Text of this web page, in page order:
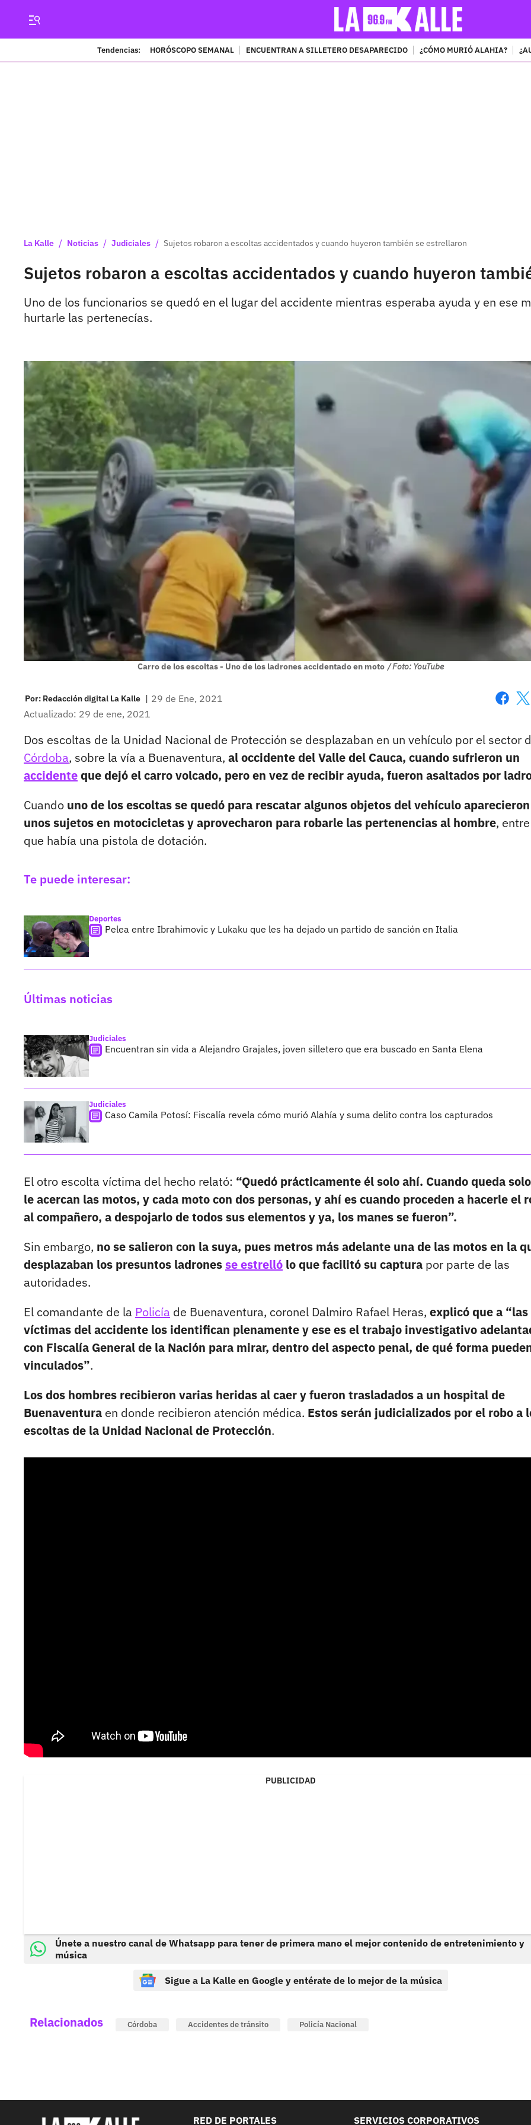
Tendencias: HORÓSCOPO SEMANAL ENCUENTRAN A SILLETERO DESAPARECIDO ¿CÓMO MURIÓ ALAHIA?
La Kalle / Noticias / Judiciales / Sujetos robaron a escoltas accidentados y cuando huyeron también se estrellaron
Sujetos robaron a escoltas accidentados y cuando huyeron
Uno de los funcionarios se quedó en el lugar del accidente mientras esperaba ayuda y en ese
hurtarle las pertenecías.
Carro de los escoltas - Uno de los ladrones accidentado en moto / Foto: YouTube
Por: Redacción digital La Kalle | 29 de Ene, 2021
Actualizado: 29 de ene, 2021
Dos escoltas de la Unidad Nacional de Protección se desplazaban en un vehículo por el sector
Córdoba, sobre la vía a Buenaventura, al occidente del Valle del Cauca, cuando sufrieron un
accidenteque dejó el carro volcado, pero en vez de recibir ayuda, fueron asaltados por
Cuando uno de los escoltas se quedó para rescatar algunos objetos del vehículo aparecieron
unos sujetos en motocicletas y aprovecharon para robarle las pertenencias al hombre,
que había una pistola de dotación.
Te puede interesar:
Deportes
Pelea entre Ibrahimovic y Lukaku que les ha dejado un partido de sanción en Italia
Últimas noticias
Judiciales
Encuentran sin vida a Alejandro Grajales, joven silletero que era buscado en Santa Elena
Judiciales
Caso Camila Potosí: Fiscalía revela cómo murió Alahía y suma delito contra los capturados
El otro escolta víctima del hecho relató: “Quedó prácticamente él solo ahí. Cuando queda
le acercan las motos, y cada moto con dos personas, y ahí es cuando proceden a hacerle el
al compañero, a despojarlo de todos sus elementos y ya, los manes se fueron”.
Sin embargo, no se salieron con la suya, pues metros más adelante una de las motos en la
desplazaban los presuntos ladronesse estrelló lo que facilitó su captura por parte de las
autoridades.
El comandante de la Policía de Buenaventura, coronel Dalmiro Rafael Heras, explicó que a “las
víctimas del accidente los identifican plenamente y ese es el trabajo investigativo
con Fiscalía General de la Nación para mirar, dentro del aspecto penal, de qué forma
vinculados”.
Los dos hombres recibieron varias heridas al caer y fueron trasladados a un hospital de
Buenaventura en donde recibieron atención médica. Estos serán judicializados por el robo a
escoltas de la Unidad Nacional de Protección.
PUBLICIDAD
Únete a nuestro canal de Whatsapp para tener de primera mano el mejor contenido de entretenimiento y
música
Sigue a La Kalle en Google y entérate de lo mejor de la música
Relacionados Córdoba Accidentes de tránsito Policía Nacional
RED DE PORTALES SERVICIOS CORPORATIVOS